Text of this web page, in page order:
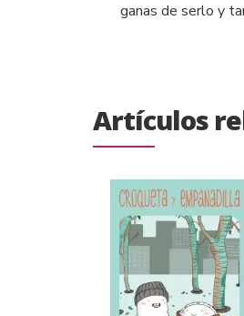
ganas de serlo y
Artículos